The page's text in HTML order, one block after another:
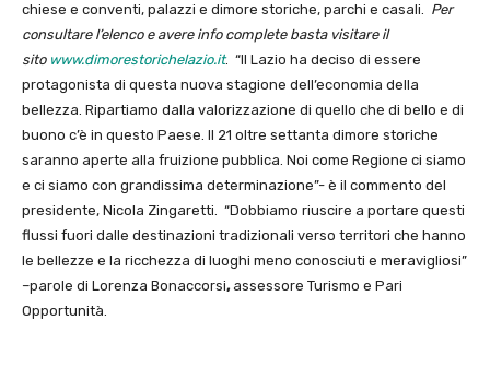
chiese e conventi, palazzi e dimore storiche, parchi e casali. Per
consultare l’elenco e avere info complete basta visitare il
sito www.dimorestorichelazio.it. “Il Lazio ha deciso di essere
protagonista di questa nuova stagione dell’economia della
bellezza. Ripartiamo dalla valorizzazione di quello che di bello e di
buono c’è in questo Paese. Il 21 oltre settanta dimore storiche
saranno aperte alla fruizione pubblica. Noi come Regione ci siamo
e ci siamo con grandissima determinazione”- è il commento del
presidente, Nicola Zingaretti. “Dobbiamo riuscire a portare questi
flussi fuori dalle destinazioni tradizionali verso territori che hanno
le bellezze e la ricchezza di luoghi meno conosciuti e meravigliosi”
–parole di Lorenza Bonaccorsi,assessore Turismo e Pari
Opportunità.